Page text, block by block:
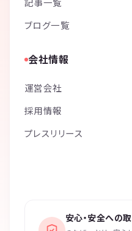
ブログ一覧
会社情報
運営会社
採用情報
プレスリリース
安心・安全への